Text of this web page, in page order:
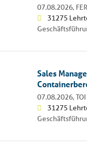
07.08.2026,
31275
Sales
07.08.2026,
31275